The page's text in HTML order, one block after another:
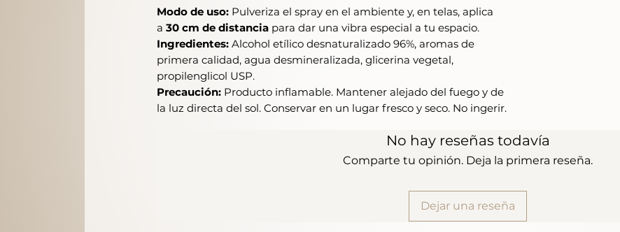
Modo de uso:Pulveriza el spray en el ambiente y, en telas, aplica
a 30 cm de distanciapara dar una vibra especial a tu espacio.
Ingredientes:Alcohol etílico desnaturalizado 96%, aromas de
primera calidad, agua desmineralizada, glicerina vegetal,
propilenglicol USP.
Precaución:Producto inflamable. Mantener alejado del fuego y de
la luz directa del sol. Conservar en un lugar fresco y seco. No ingerir.
No hay reseñas todavía
Comparte tu opinión. Deja la primera reseña.
Dejar una reseña